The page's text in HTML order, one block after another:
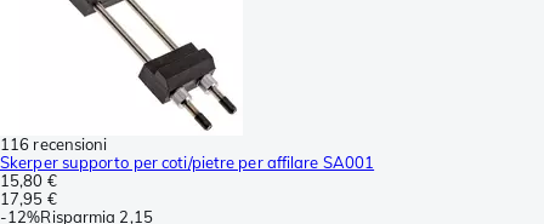
116 recensioni
Skerper supporto per coti/pietre per affilare SA001
15,80 €
17,95 €
-12%Risparmia 2,15